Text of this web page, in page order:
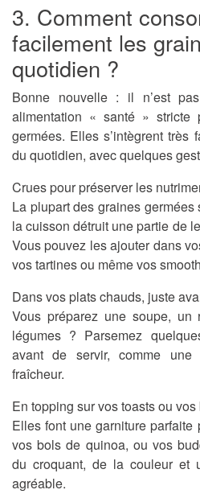
3. Comment
facilement les
quotidien ?
Bonne nouvelle : il n’est
alimentation « santé » stricte
germées. Elles s’intègrent très
du quotidien, avec quelques
Crues pour préserver les
La plupart des graines
la cuisson détruit une partie de
Vous pouvez les ajouter dans
vos tartines ou même vos
Dans vos plats chauds, juste
Vous préparez une soupe,
légumes ? Parsemez
avant de servir, comme
fraîcheur.
En topping sur vos toasts ou
Elles font une garniture parfaite
vos bols de quinoa, ou vos
du croquant, de la couleur et
agréable.